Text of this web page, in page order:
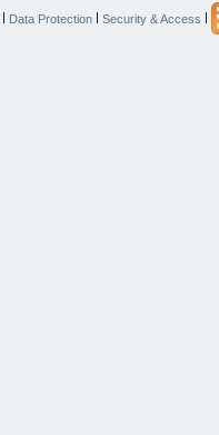
| Data Protection | Security & Access |